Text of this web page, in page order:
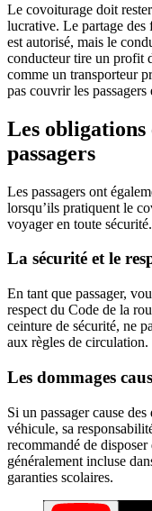
Le covoiturage doit
lucrative. Le partage des
est autorisé, mais le
conducteur tire un profit
comme un transporteur
pas couvrir les passagers
Les obligations
passagers
Les passagers ont
lorsqu’ils pratiquent le
voyager en toute sécurité.
La sécurité et le
En tant que passager,
respect du Code de la
ceinture de sécurité, ne
aux règles de circulation.
Les dommages
Si un passager cause
véhicule, sa
recommandé de
généralement incluse
garanties scolaires.